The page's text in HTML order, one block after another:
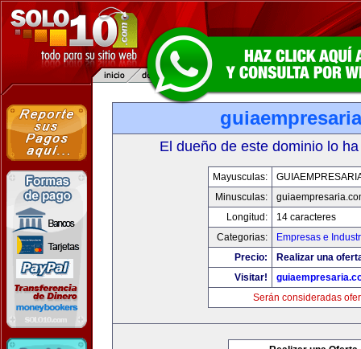
El dueño de este dominio lo
Mayusculas:
Minusculas:
Longitud:
14 caracteres
Categorias:
Empresas e
Precio:
Realizar una
Visitar!
Serán consideradas